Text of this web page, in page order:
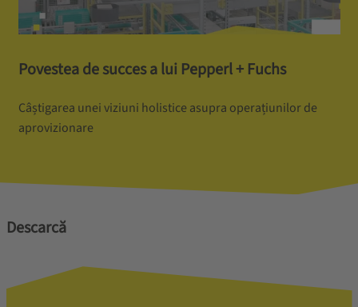
Povestea de succes a lui Pepperl + Fuchs
Câștigarea unei viziuni holistice asupra operațiunilor de
aprovizionare
Descarcă